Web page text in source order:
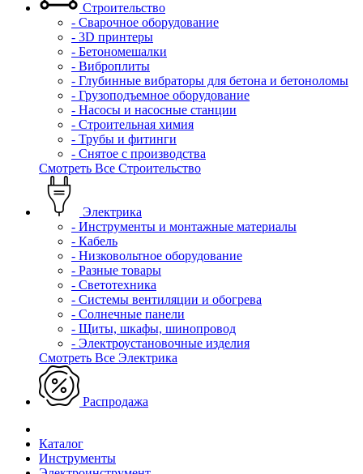
Строительство
- Сварочное оборудование
- 3D принтеры
- Бетономешалки
- Виброплиты
- Глубинные вибраторы для бетона и бетоноломы
- Грузоподъемное оборудование
- Насосы и насосные станции
- Строительная химия
- Трубы и фитинги
- Снятое с производства
Смотреть Все Строительство
Электрика
- Инструменты и монтажные материалы
- Кабель
- Низковольтное оборудование
- Разные товары
- Светотехника
- Системы вентиляции и обогрева
- Солнечные панели
- Щиты, шкафы, шинопровод
- Электроустановочные изделия
Смотреть Все Электрика
Распродажа
Каталог
Инструменты